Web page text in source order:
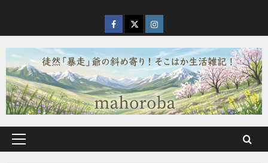
を
ス
キ
ッ
プ
facebook
X Instagram
メ